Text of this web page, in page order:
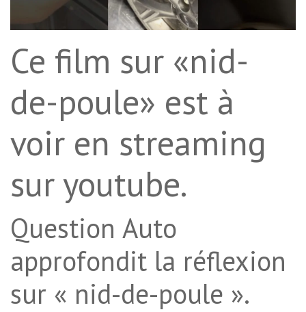
Ce film sur «nid-
de-poule» est à
voir en streaming
sur youtube.
Question Auto
approfondit la réflexion
sur « nid-de-poule ».